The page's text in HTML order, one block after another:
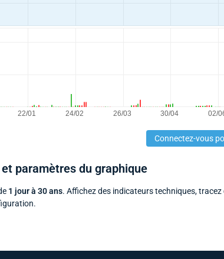
Connectez-vous
paramètres du graphique
1 jour à 30 ans. Affichez des indicateurs techniques,